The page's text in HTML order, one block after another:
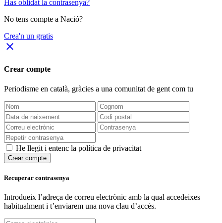
Has oblidat la contrasenya?
No tens compte a Nació?
Crea'n un gratis
close
Crear compte
Periodisme en català, gràcies a una comunitat de gent com tu
He llegit i entenc la política de privacitat
Crear compte
Recuperar contrasenya
Introdueix l’adreça de correu electrònic amb la qual accedeixes
habitualment i t’enviarem una nova clau d’accés.